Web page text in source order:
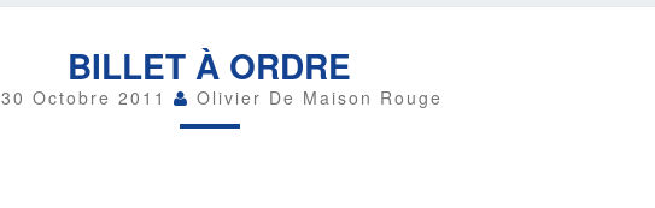
À
ORDRE
BILLET À ORDRE
30 Octobre 2011 Olivier De Maison Rouge